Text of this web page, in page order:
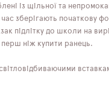
із щільної та
зберігають початкову
підлітку до школи на
перш ніж купити ранець.